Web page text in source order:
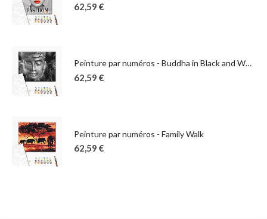
62,59 €
Peinture par numéros - Buddha in Black and White
62,59 €
Peinture par numéros - Family Walk
62,59 €